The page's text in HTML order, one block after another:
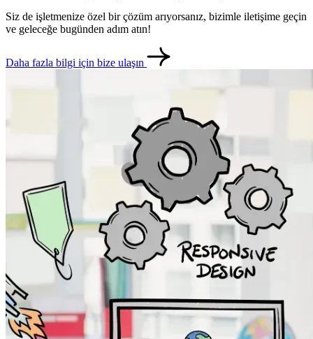
Siz de işletmenize özel bir çözüm arıyorsanız, bizimle iletişime geçin
ve geleceğe bugünden adım atın!
Daha fazla bilgi için bize ulaşın